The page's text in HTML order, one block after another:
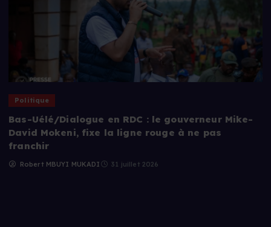
Politique
Bas-Uélé/Dialogue en RDC : le gouverneur Mike-
David Mokeni, fixe la ligne rouge à ne pas
franchir
Robert MBUYI MUKADI 31 juillet 2026